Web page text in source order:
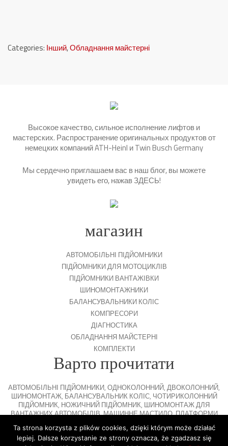
Categories: Інший,Обладнання майстерні
Высокое качество, сильное исполнение лифтов и
мастерских. Распространение оригинальных продуктов от
немецких компаний ATH-Heinl и Twin Busch Germany
Мы сердечно приглашаем вас в наш блог, вы можете
увидеть его, нажавЗДЕСЬ!
магазин
АВТОМОБІЛЬНІ ПІДЙОМНИКИ
ПІДЙОМНИКИ ДЛЯ МОТОЦИКЛІВ
ПІДЙОМНИКИ ВАНТАЖІВКИ
ШИНОМОНТАЖНИКИ
БАЛАНСУВАЛЬНИКИ КОЛІС
КОМПРЕСОРИ
ДІАГНОСТИКА
ОБЛАДНАННЯ МАЙСТЕРНІ
КОМПЛЕКТИ
Варто прочитати
АВТОМОБІЛЬНІ ПІДЙОМНИКИ, ОДНОКОЛОННИЙ, ДВОКОЛОННИЙ,
ШИНОМОНТАЖ, БАЛАНСУВАЛЬНИК КОЛІС, ЧОТИРИКОЛОННИЙ
ПІДЙОМНИК, НОЖИЧНИЙ ПІДЙОМНИК, ШИНОМОНТАЖ ДЛЯ
ВАНТАЖНИХ АВТОМОБІЛІВ,МАШИННЕ МАСТИЛО,ПЛАТФОРМИ
ДЛЯ ПАРКУВАННЯ
Ta strona korzysta z plików cookies, dzięki którym może działać
lepiej. Dalsze korzystanie ze strony oznacza, że zgadzasz się